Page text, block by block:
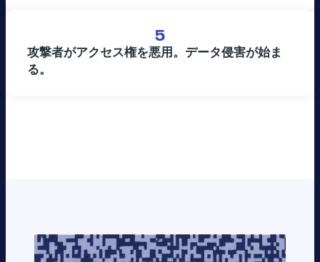
5
攻撃者がアクセス権を悪用。データ侵害が始ま
る。